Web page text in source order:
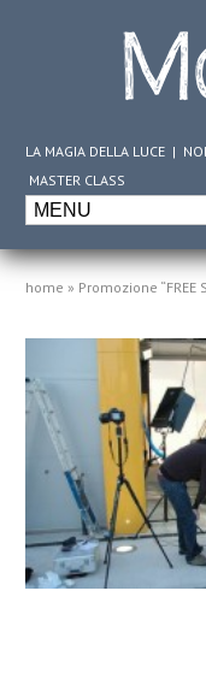
LA MAGIA DELLA LUCE |
MASTER CLASS
home » Promozione “FREE